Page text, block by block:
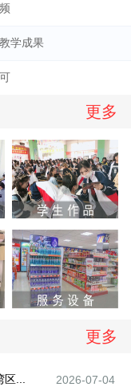
学成果
更多
更多
... 2026-07-04